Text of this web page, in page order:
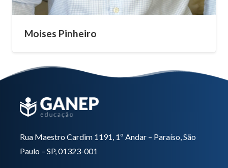
Moises Pinheiro
Rua Maestro Cardim 1191, 1º Andar – Paraíso, São
Paulo – SP, 01323-001